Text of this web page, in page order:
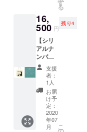
55cm、
49cm
XLサイ
ズ：身
丈
78cm、
身幅
60cm、
裄丈
53cm
裄丈
49cm
XLサイ
ズ：身
丈
78cm、
身幅
60cm、
裄丈
53cm
ドAnnui
相談グ
ループ
できま
す！
LINEの
オープ
チャッ
トで行
いま
す。 今
後企画
してい
いま
す。 早
い者勝
ちで
す。 支
援者順
に
POPUP
の様子
を開催
前にお
送りい
たしま
すので
す
る
16,
500 円
残り4
【シリ
アルナ
ンバー
120番以
降！】
ご支援
いただ
いた方
のIDも
しくは
名前を
記載し
支援
者：
1人
お届
け予
定：
2020
年07
月
こ